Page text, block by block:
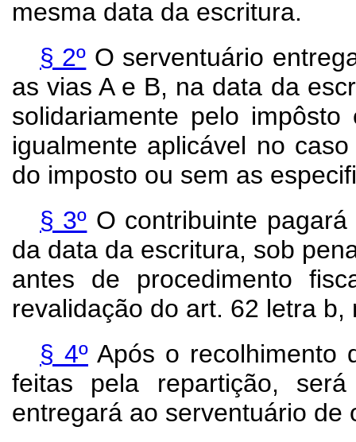
mesma data da escritura.
§ 2º O serventuário
as vias A e B, na data da
solidariamente pelo
igualmente aplicável no
do imposto ou sem as
§ 3º O contribuinte
da data da escritura, sob
antes de procedimento
revalidação do art. 62 letra b,
§ 4º Após o recolhimento
feitas pela repartição,
entregará ao serventuário de